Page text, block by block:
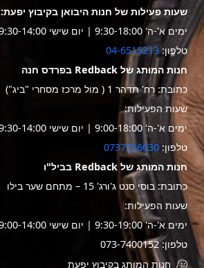
שעות פעילות של חנות היבואן בקיבוץ יפעת:
ימים א'-ה' 9:30-18:00 | יום שישי 9:30-14:00
טלפון: 04-6515213
חנות המותג של Redback בפרדס חנה
כתובת: רח' תדהר 1 ( מול מרכז מסחרי "ביג")
שעות הפעילות:
ימים א'-ה' 9:00-18:00 | יום שישי 9:30-14:00
טלפון: 0737256030
חנות המותג של Redback בביל"ו
כתובת: בוסי סנט ג'ורג' 15 – מתחם שער בילו
שעות הפעילות:
ימים א'-ה' 9:30-19:00 | יום שישי 9:00-14:00
טלפון: 073-7400152
חנות המותג בקיבוץ יפעת